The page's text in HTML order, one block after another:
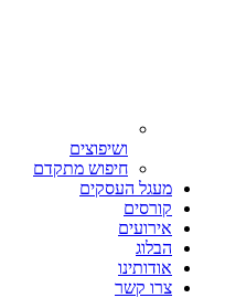
ושיפוצים
חיפוש מתקדם
מעגל העסקים
קורסים
אירועים
הבלוג
אודותינו
צרו קשר